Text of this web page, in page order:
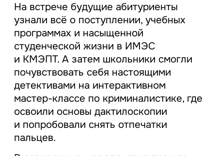
На встрече будущие абитуриенты
узнали всё о поступлении, учебных
программах и насыщенной
студенческой жизни в ИМЭС
и КМЭПТ. А затем школьники смогли
почувствовать себя настоящими
детективами на интерактивном
мастер-классе по криминалистике, где
освоили основы дактилоскопии
и попробовали снять отпечатки
пальцев.